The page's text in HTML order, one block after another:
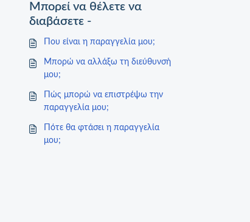
Μπορεί να θέλετε να
διαβάσετε -
Που είναι η παραγγελία μου;
Μπορώ να αλλάξω τη διεύθυνσή
μου;
Πώς μπορώ να επιστρέψω την
παραγγελία μου;
Πότε θα φτάσει η παραγγελία
μου;